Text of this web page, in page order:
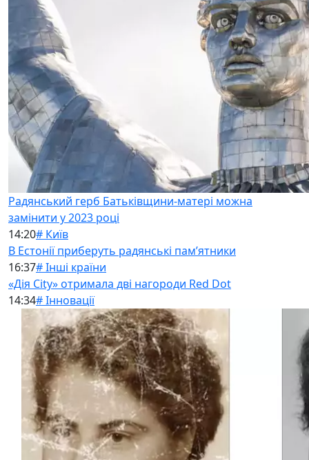
Радянський герб Батьківщини-матері можна
замінити у 2023 році
14:20# Київ
В Естонії приберуть радянські памʼятники
16:37# Інші країни
«Дія City» отримала дві нагороди Red Dot
14:34# Інновації